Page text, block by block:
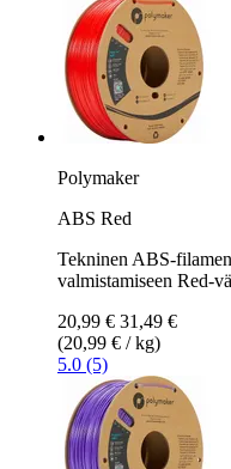
Polymaker
ABS Red
Tekninen ABS-
valmistamiseen Red-
20,99 € 31,49 €
(20,99 € / kg)
5.0 (5)